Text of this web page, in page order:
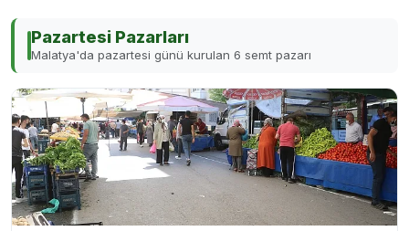
Pazartesi Pazarları
Malatya'da pazartesi günü kurulan 6 semt pazarı